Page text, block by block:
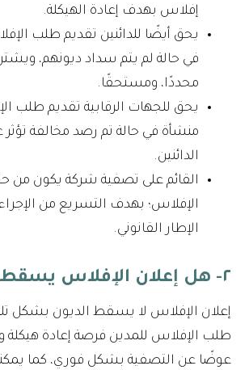
إفلاس بهدف إعادة الهيكلة.
يحق أيضًا للدائنين تقديم طلب
في حالة لم يتم سداد ديونهم،
محددًا، ومستحقًا.
يحق للجهات الرقابية تقديم طلب
منشأة في حالة تم رصد مخالفة
الدائنين.
القائم على تصفية شركة يكون من
الإفلاس؛ بهدف التسريع من
الإطار القانوني.
٢- هل إعلان الإفلاس يسقط الديون؟
إعلان الإفلاس لا يسقط الديون بشكل
طلب الإفلاس للمدين فرصة إعادة هيكلة
عوضًا عن التصفية بشكل فوري، كما